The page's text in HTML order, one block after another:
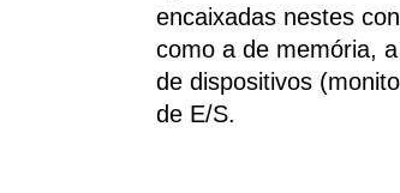
encaixadas nestes
como a de memória,
de dispositivos
de E/S.